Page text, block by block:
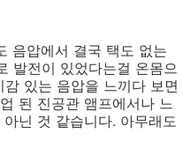
음압에서 결국 택도 없는
발전이 있었다는걸 온몸으
있는 음압을 느끼다 보면
된 진공관 앰프에서나 느
닌 것 같습니다. 아무래도